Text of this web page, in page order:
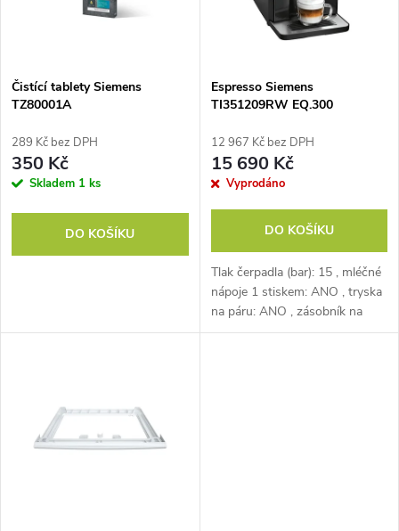
p
r
o
k
s
p
r
o
d
k
Čistící tablety Siemens
TZ80001A
289 Kč bez DPH
350 Kč
Skladem 1 ks
DO KOŠÍKU
Espresso Siemens
TI351209RW EQ.300
12 967 Kč bez DPH
15 690 Kč
Vyprodáno
DO KOŠÍKU
Tlak čerpadla (bar): 15 , mléčné
nápoje 1 stiskem: ANO , tryska
na páru: ANO , zásobník na
mléko: NE